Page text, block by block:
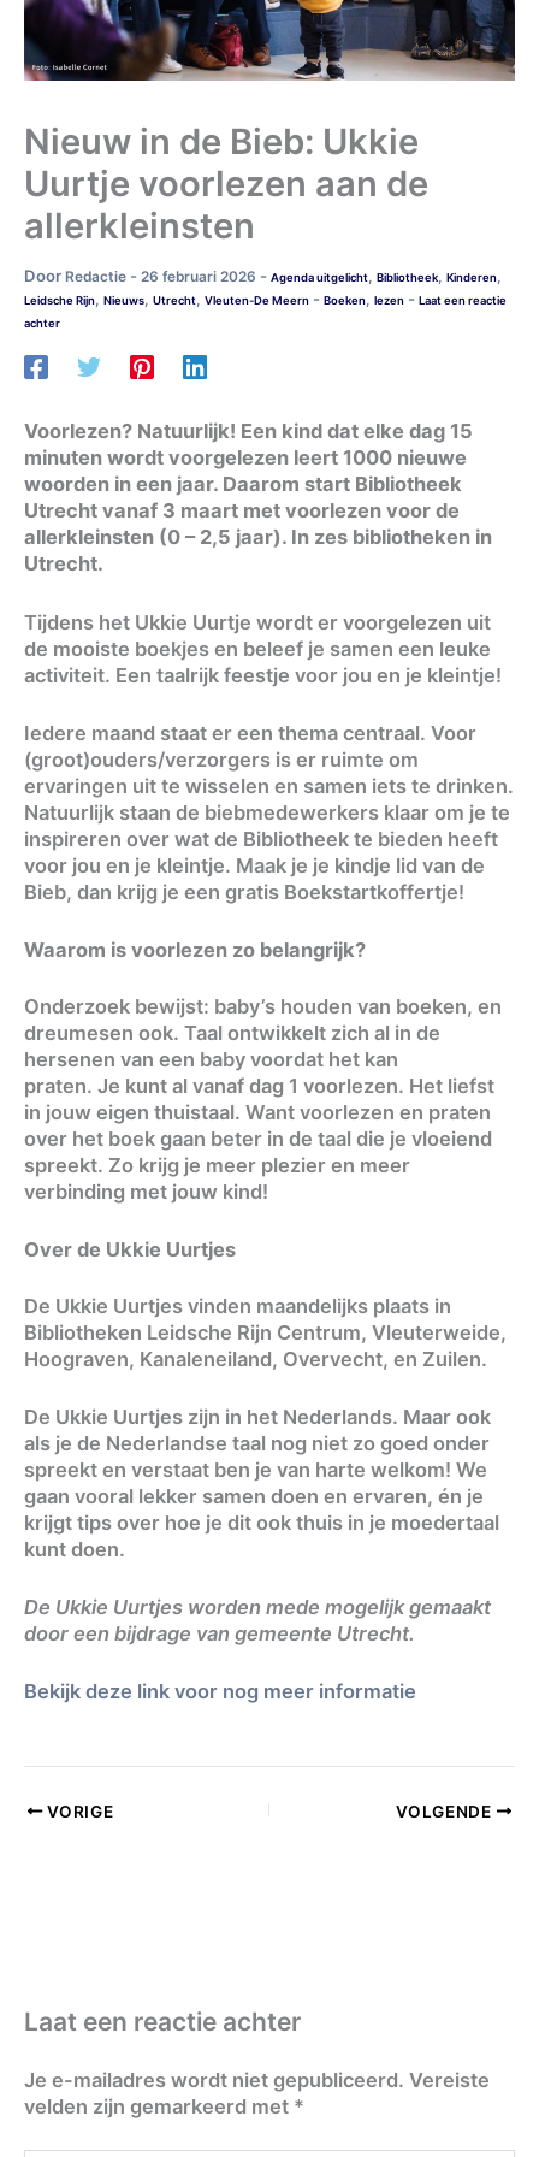
Nieuw in de Bieb: Ukkie
Uurtje voorlezen aan de
allerkleinsten
Door Redactie - 26 februari 2026 - Agenda uitgelicht, Bibliotheek, Kinderen,
Leidsche Rijn, Nieuws, Utrecht, Vleuten-De Meern - Boeken, lezen - Laat een reactie
achter
Voorlezen? Natuurlijk! Een kind dat elke dag 15
minuten wordt voorgelezen leert 1000 nieuwe
woorden in een jaar. Daarom start Bibliotheek
Utrecht vanaf 3 maart met voorlezen voor de
allerkleinsten (0 – 2,5 jaar). In zes bibliotheken in
Utrecht.
Tijdens het Ukkie Uurtje wordt er voorgelezen uit
de mooiste boekjes en beleef je samen een leuke
activiteit. Een taalrijk feestje voor jou en je kleintje!
Iedere maand staat er een thema centraal. Voor
(groot)ouders/verzorgers is er ruimte om
ervaringen uit te wisselen en samen iets te drinken.
Natuurlijk staan de biebmedewerkers klaar om je te
inspireren over wat de Bibliotheek te bieden heeft
voor jou en je kleintje. Maak je je kindje lid van de
Bieb, dan krijg je een gratis Boekstartkoffertje!
Waarom is voorlezen zo belangrijk?
Onderzoek bewijst: baby’s houden van boeken, en
dreumesen ook. Taal ontwikkelt zich al in de
hersenen van een baby voordat het kan
praten. Je kunt al vanaf dag 1 voorlezen. Het liefst
in jouw eigen thuistaal. Want voorlezen en praten
over het boek gaan beter in de taal die je vloeiend
spreekt. Zo krijg je meer plezier en meer
verbinding met jouw kind!
Over de Ukkie Uurtjes
De Ukkie Uurtjes vinden maandelijks plaats in
Bibliotheken Leidsche Rijn Centrum, Vleuterweide,
Hoograven, Kanaleneiland, Overvecht, en Zuilen.
De Ukkie Uurtjes zijn in het Nederlands. Maar ook
als je de Nederlandse taal nog niet zo goed onder
spreekt en verstaat ben je van harte welkom! We
gaan vooral lekker samen doen en ervaren, én je
krijgt tips over hoe je dit ook thuis in je moedertaal
kunt doen.
De Ukkie Uurtjes worden mede mogelijk gemaakt
door een bijdrage van gemeente Utrecht.
Bekijk deze link voor nog meer informatie
VORIGE VOLGENDE
Laat een reactie achter
Je e-mailadres wordt niet gepubliceerd. Vereiste
velden zijn gemarkeerd met *